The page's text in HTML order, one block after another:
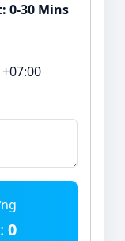
0-30 Mins
0